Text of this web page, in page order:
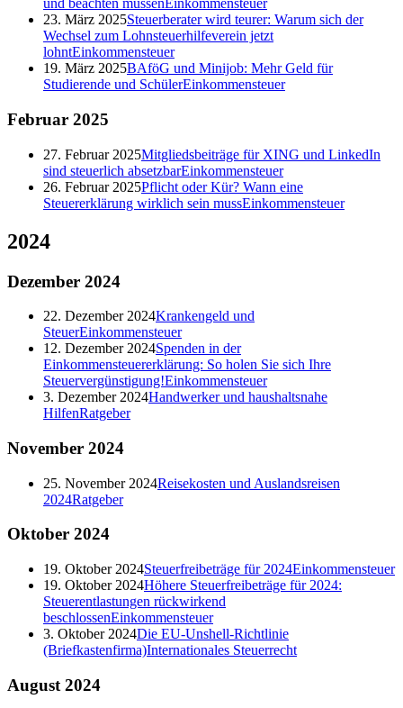
und beachten müssen Einkommensteuer
23. März 2025Steuerberater wird teurer: Warum sich der
Wechsel zum Lohnsteuerhilfeverein jetzt
lohntEinkommensteuer
19. März 2025BAföG und Minijob: Mehr Geld für
Studierende und SchülerEinkommensteuer
Februar 2025
27. Februar 2025Mitgliedsbeiträge für XING und LinkedIn
sind steuerlich absetzbarEinkommensteuer
26. Februar 2025Pflicht oder Kür? Wann eine
Steuererklärung wirklich sein mussEinkommensteuer
2024
Dezember 2024
22. Dezember 2024Krankengeld und
SteuerEinkommensteuer
12. Dezember 2024Spenden in der
Einkommensteuererklärung: So holen Sie sich Ihre
Steuervergünstigung!Einkommensteuer
3. Dezember 2024Handwerker und haushaltsnahe
HilfenRatgeber
November 2024
25. November 2024Reisekosten und Auslandsreisen
2024Ratgeber
Oktober 2024
19. Oktober 2024Steuerfreibeträge für 2024Einkommensteuer
19. Oktober 2024Höhere Steuerfreibeträge für 2024:
Steuerentlastungen rückwirkend
beschlossenEinkommensteuer
3. Oktober 2024Die EU-Unshell-Richtlinie
(Briefkastenfirma)Internationales Steuerrecht
August 2024